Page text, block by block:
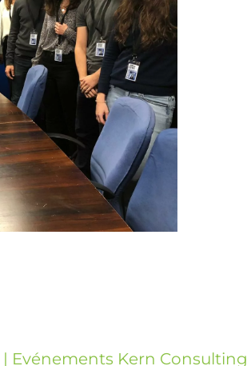
| Evénements Kern Consulting